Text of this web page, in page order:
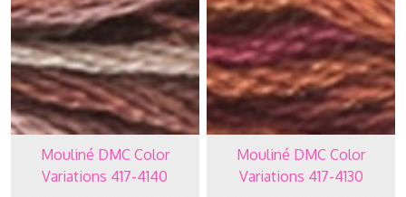
Mouliné DMC Color
Variations 417-4140
Mouliné DMC Color
Variations 417-4130